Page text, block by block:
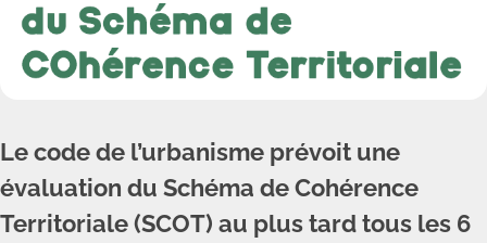
Le code de l’urbanisme prévoit une
évaluation du Schéma de Cohérence
Territoriale (SCOT) au plus tard tous les 6